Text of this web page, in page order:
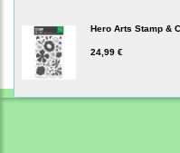
Hero Arts Stamp &
24,99 €